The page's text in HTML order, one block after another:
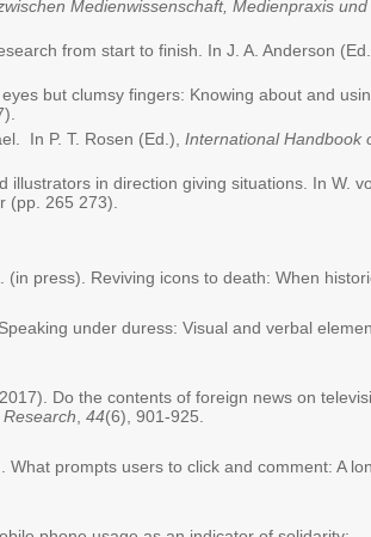
Medienwissenschaft, Medienpraxis
from start to finish. In J. A. Anderson
but clumsy fingers: Knowing about and
In P. T. Rosen (Ed.), International Handbook
in direction giving situations. In W.
(pp. 265 273).
(in press). Reviving icons to death: When
under duress: Visual and verbal
Do the contents of foreign news on
44(6), 901-925.
What prompts users to click and comment: A